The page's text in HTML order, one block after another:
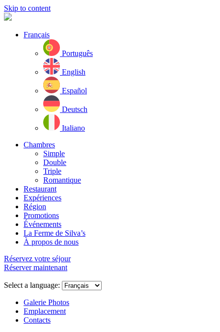
Skip to content
Français
Português
English
Español
Deutsch
Italiano
Chambres
Simple
Double
Triple
Romantique
Restaurant
Expériences
Région
Promotions
Événements
La Ferme de Silva’s
À propos de nous
Réservez votre séjour
Réserver maintenant
Select a language:
Galerie Photos
Emplacement
Contacts